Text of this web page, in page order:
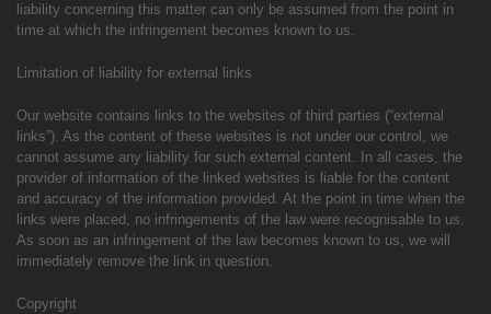
liability concerning this matter can only be assumed from the point in
time at which the infringement becomes known to us.
Limitation of liability for external links
Our website contains links to the websites of third parties (“external
links”). As the content of these websites is not under our control, we
cannot assume any liability for such external content. In all cases, the
provider of information of the linked websites is liable for the content
and accuracy of the information provided. At the point in time when the
links were placed, no infringements of the law were recognisable to us.
As soon as an infringement of the law becomes known to us, we will
immediately remove the link in question.
Copyright